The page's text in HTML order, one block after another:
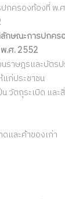
ครองท้องที่ พ.
ษณะการปกคร
.ศ. 2552
นราษฎรและบัตร
แก่ประชาชน
วัตถุระเบิด และ
และค้าของเก่า